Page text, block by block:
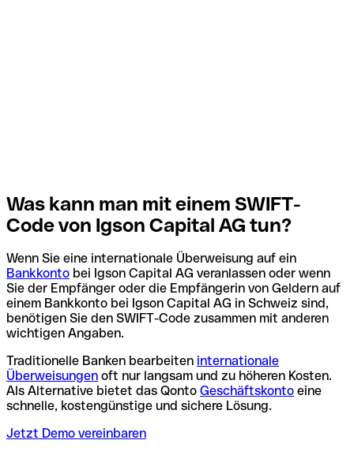
Was kann man mit einem SWIFT-
Code von Igson Capital AG tun?
Wenn Sie eine internationale Überweisung auf ein
Bankkonto bei Igson Capital AG veranlassen oder wenn
Sie der Empfänger oder die Empfängerin von Geldern auf
einem Bankkonto bei Igson Capital AG in Schweiz sind,
benötigen Sie den SWIFT-Code zusammen mit anderen
wichtigen Angaben.
Traditionelle Banken bearbeiten internationale
Überweisungen oft nur langsam und zu höheren Kosten.
Als Alternative bietet das Qonto Geschäftskonto eine
schnelle, kostengünstige und sichere Lösung.
Jetzt Demo vereinbaren